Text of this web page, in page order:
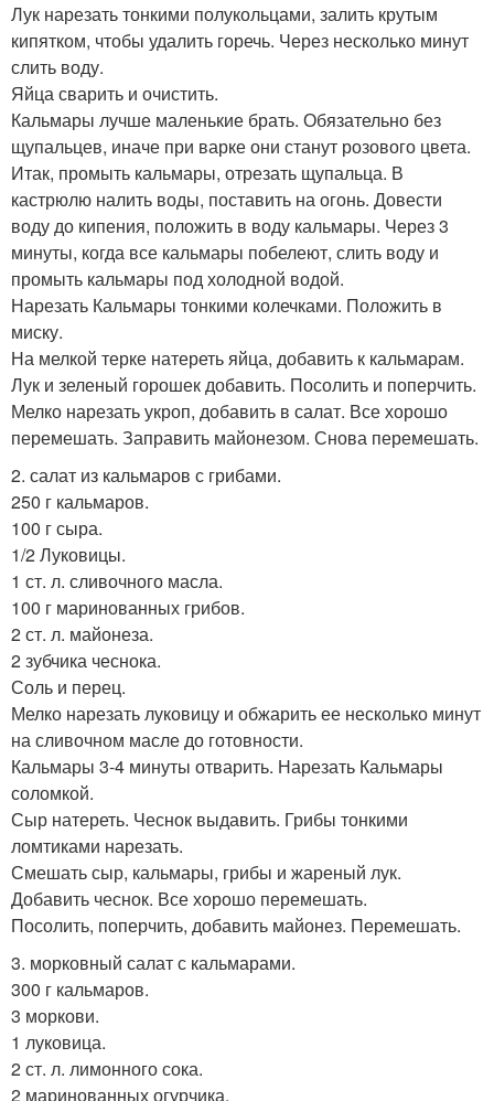
Лук нарезать тонкими полукольцами, залить крутым
кипятком, чтобы удалить горечь. Через несколько минут
слить воду.
Яйца сварить и очистить.
Кальмары лучше маленькие брать. Обязательно без
щупальцев, иначе при варке они станут розового цвета.
Итак, промыть кальмары, отрезать щупальца. В
кастрюлю налить воды, поставить на огонь. Довести
воду до кипения, положить в воду кальмары. Через 3
минуты, когда все кальмары побелеют, слить воду и
промыть кальмары под холодной водой.
Нарезать Кальмары тонкими колечками. Положить в
миску.
На мелкой терке натереть яйца, добавить к кальмарам.
Лук и зеленый горошек добавить. Посолить и поперчить.
Мелко нарезать укроп, добавить в салат. Все хорошо
перемешать. Заправить майонезом. Снова перемешать.
2. салат из кальмаров с грибами.
250 г кальмаров.
100 г сыра.
1/2 Луковицы.
1 ст. л. сливочного масла.
100 г маринованных грибов.
2 ст. л. майонеза.
2 зубчика чеснока.
Соль и перец.
Мелко нарезать луковицу и обжарить ее несколько минут
на сливочном масле до готовности.
Кальмары 3-4 минуты отварить. Нарезать Кальмары
соломкой.
Сыр натереть. Чеснок выдавить. Грибы тонкими
ломтиками нарезать.
Смешать сыр, кальмары, грибы и жареный лук.
Добавить чеснок. Все хорошо перемешать.
Посолить, поперчить, добавить майонез. Перемешать.
3. морковный салат с кальмарами.
300 г кальмаров.
3 моркови.
1 луковица.
2 ст. л. лимонного сока.
2 маринованных огурчика.